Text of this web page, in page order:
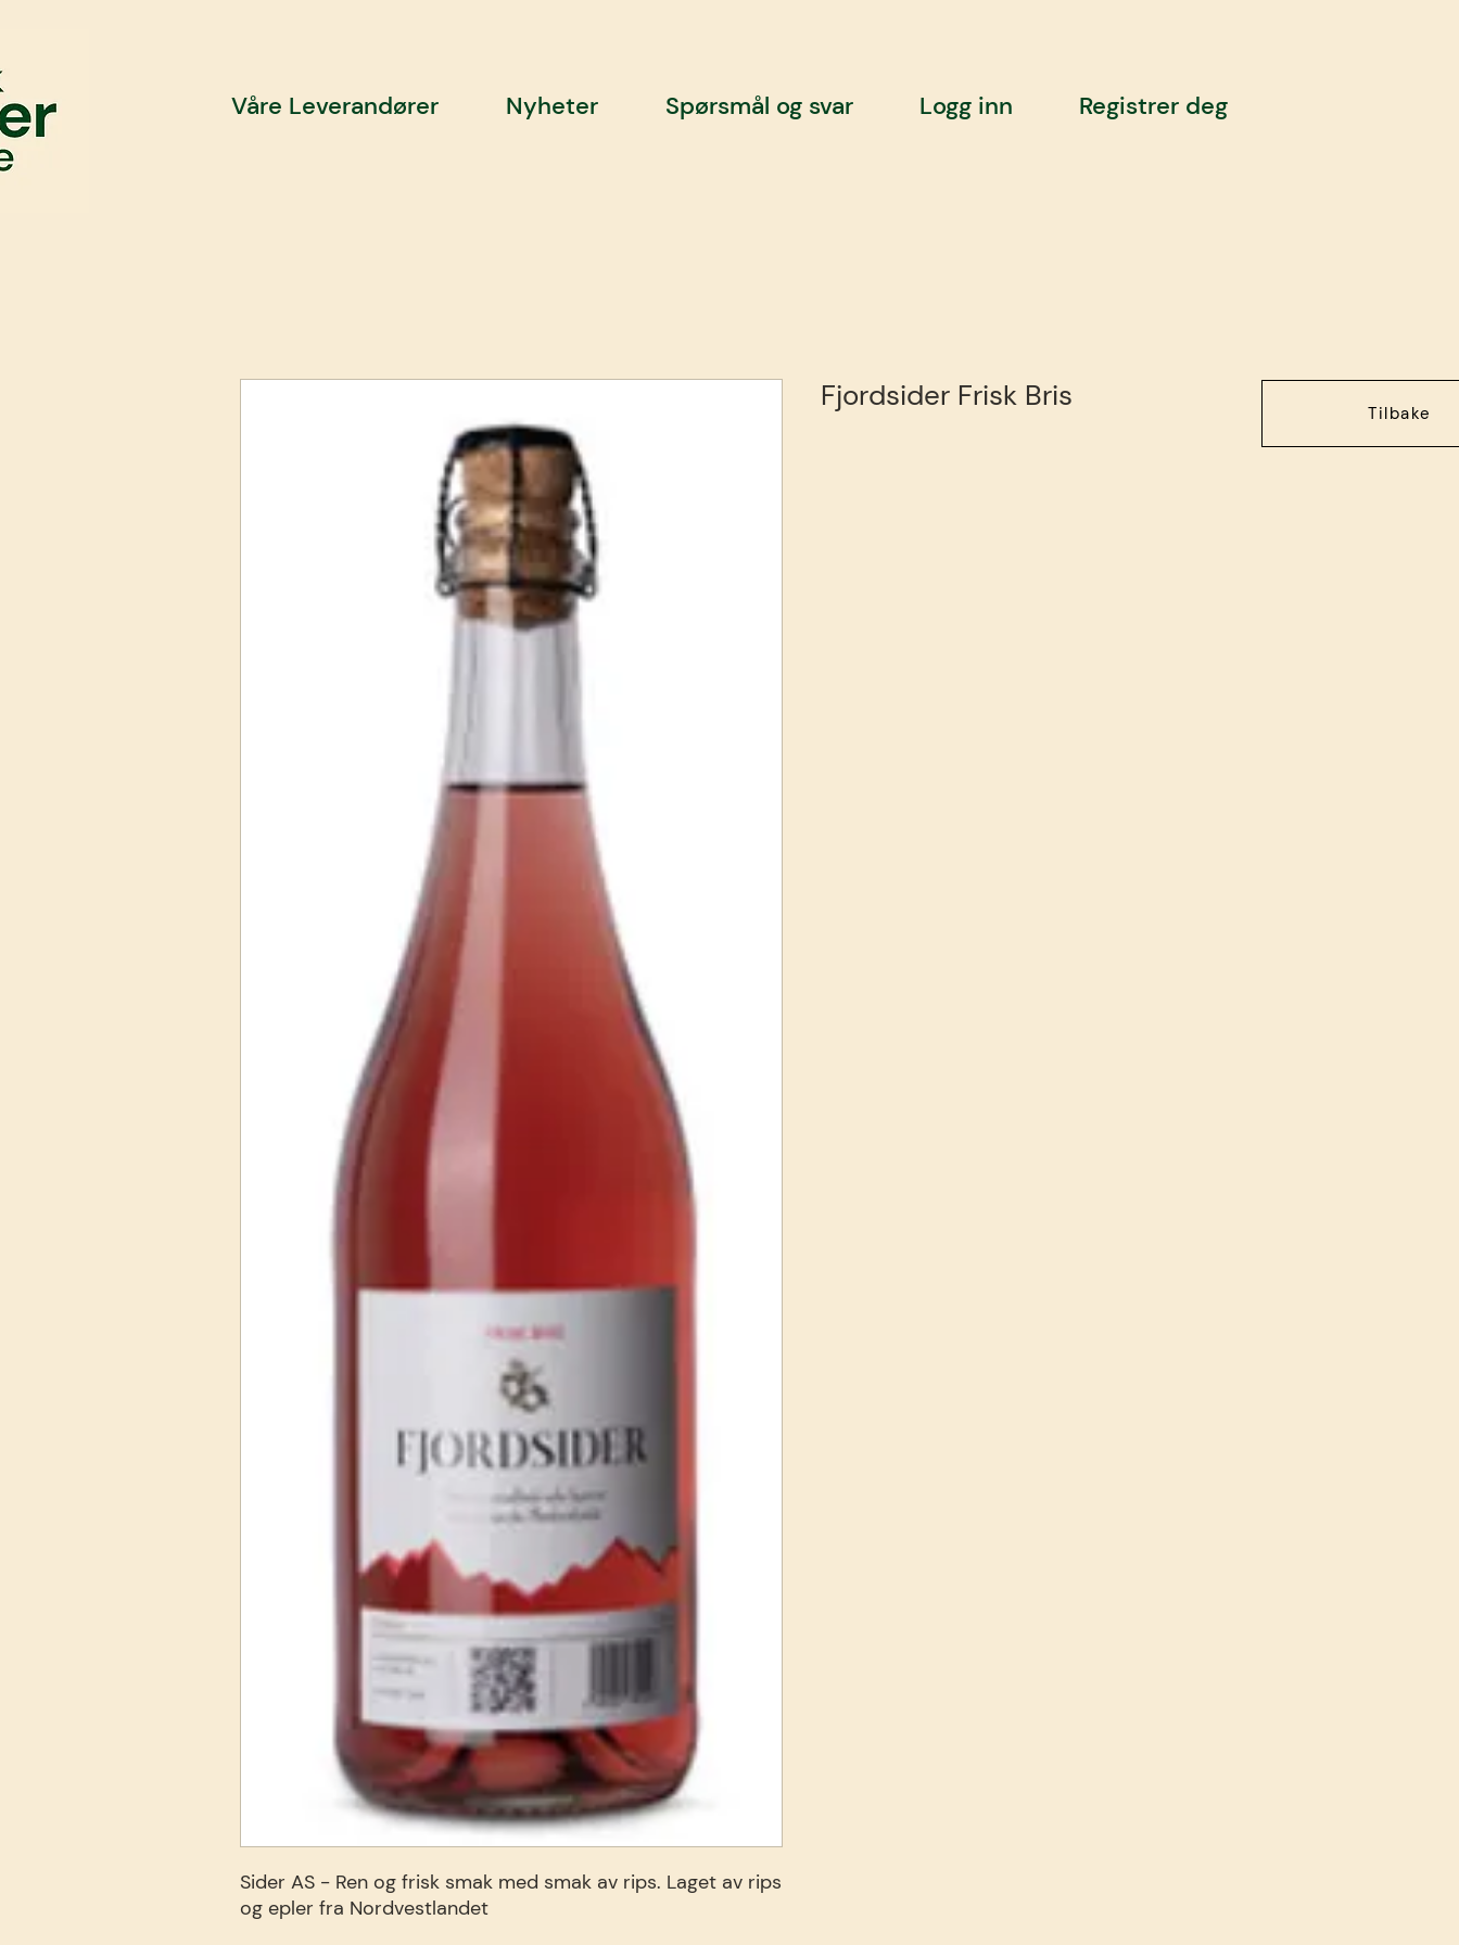
Våre Leverandører Nyheter Spørsmål og svar Logg inn Registrer deg
Sider AS - Ren og frisk smak med smak av rips. Laget av rips
og epler fra Nordvestlandet
Fjordsider Frisk Bris Tilbake